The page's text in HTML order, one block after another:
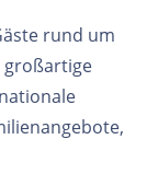
rund um
großartige